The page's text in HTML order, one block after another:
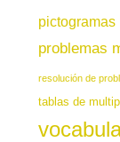
pictogramas
problemas
resolución de
tablas de